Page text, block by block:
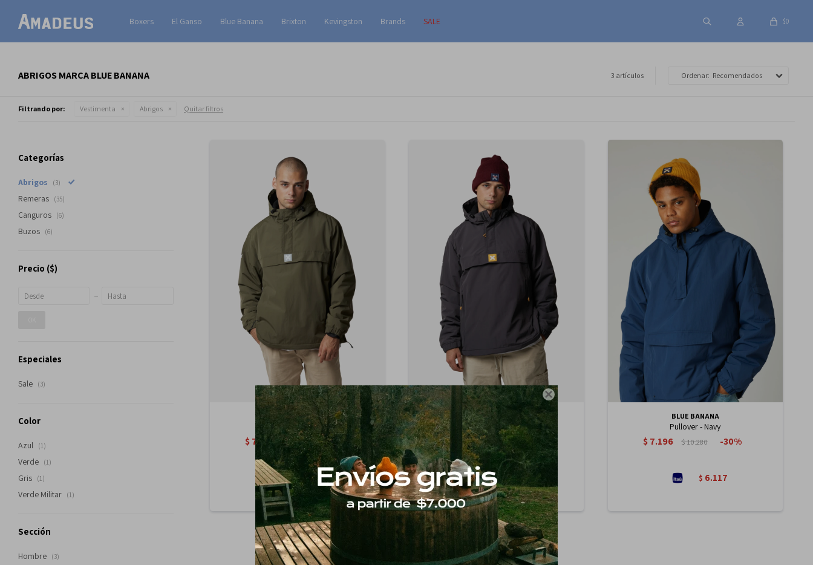

Boxers El Ganso Blue Banana Brixton Kevingston Brands SALE $0
ABRIGOS MARCA BLUE BANANA 3 artículos Recomendados
Filtrando por: Vestimenta Abrigos Quitar filtros
BLUE BANANA
Pullover - Khaki
$7.196 $10.280 30
$ 6.117
BLUE BANANA
Pullover - Anthracite
$ 7.196 $ 10.280 30
$ 6.117
BLUE BANANA
Pullover - Navy
$7.196 $10.280 30
$ 6.117
Categorías
Abrigos (3)
Remeras (35)
Canguros (6)
Buzos (6)
Precio ($)
Especiales
Sale (3)
Color
Azul (1)
Verde (1)
Gris (1)
Verde Militar (1)
Sección
Hombre (3)